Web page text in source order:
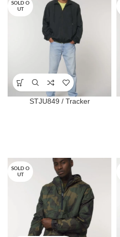
SOLD O
UT
STJU849 / Tracker
SOLD O
UT